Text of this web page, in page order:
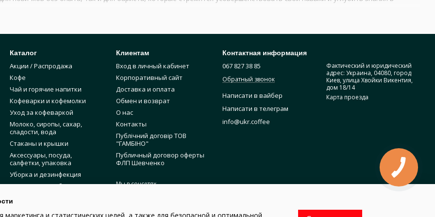
эспрессо;
и авторские кофейные напитки;
и каппинга;
место бариста;
и ухаживать за оборудованием.
Каталог
Акции / Распродажа
Кофе
Чай и горячие напитки
Кофеварки и кофемолки
Уход за кофеваркой
Молоко, сиропы, сахар,
сладости, вода
Стаканы и крышки
Аксессуары, посуда,
салфетки, упаковка
Уборка и дезинфекция
Инвентарь для бариста
Клиентам
Вход в личный кабинет
Корпоративный сайт
Доставка и оплата
Обмен и возврат
О нас
Контакты
Публічний договір ТОВ
"ГАМБІНО"
Публичный договор оферты
ФЛП Шевченко
Мы в соцсетях
Контактная информация
067 827 38 85
Обратный звонок
Написати в вайбер
Написати в телеграм
info@ukr.coffee
Фактический и юридический
адрес: Украина, 04080, город
Киев, улица Хвойки Викентия,
дом 18/14
Карта проезда